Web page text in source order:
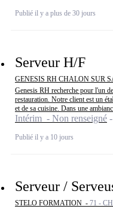
Publié il y a plus de 30 jours
Serveur H/F
GENESIS RH CHALON SUR
Genesis RH recherche pour l'un
restauration. Notre client est un
et de sa cuisine. Dans une
Intérim - Non renseigné
Publié il y a 10 jours
Serveur /
STELO FORMATION - 71 -